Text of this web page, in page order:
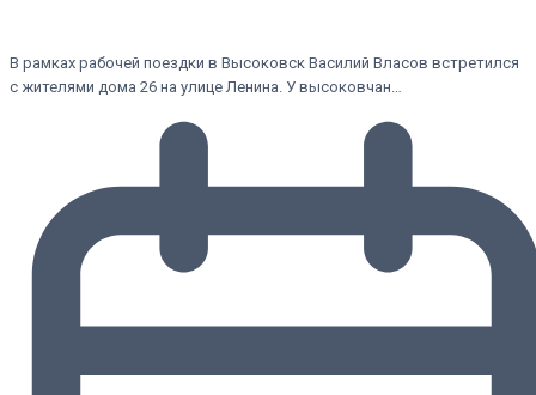
В рамках рабочей поездки в Высоковск Василий Власов встретился
с жителями дома 26 на улице Ленина. У высоковчан…